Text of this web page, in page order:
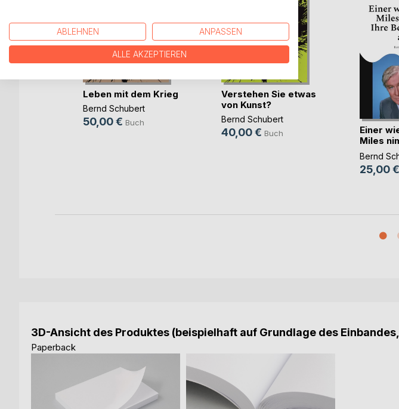
Leben mit dem Krieg
Bernd Schubert
50,00 € Buch
Verstehen Sie etwas
von Kunst?
Bernd Schubert
40,00 € Buch
Einer
Miles
B(...)
Bernd
25,00 €
3D-Ansicht des Produktes (beispielhaft auf Grundlage des
Paperback
ABLEHNEN ANPASSEN
ALLE AKZEPTIEREN